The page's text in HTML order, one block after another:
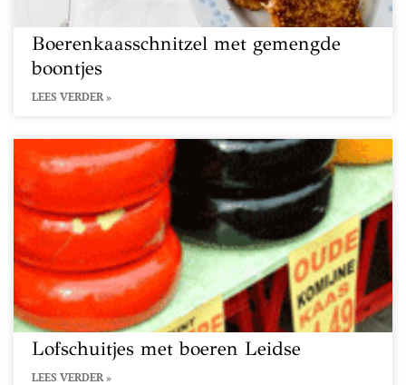
Boerenkaasschnitzel met gemengde
boontjes
LEES VERDER »
Lofschuitjes met boeren Leidse
LEES VERDER »